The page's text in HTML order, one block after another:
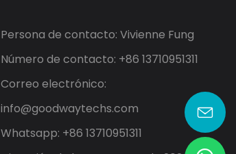
Persona de contacto: Vivienne Fung
Número de contacto: +86 13710951311
Correo electrónico:
info@goodwaytechs.com
Whatsapp: +86 13710951311